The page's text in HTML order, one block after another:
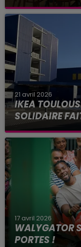
21 avril 2026
IKEA
SOLIDAIRE
17 avril 2026
WALYGATOR
PORTES !